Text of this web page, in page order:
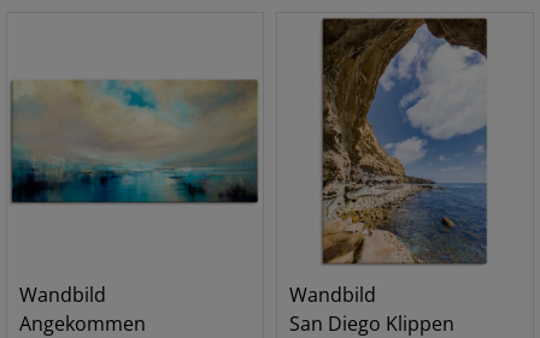
Wandbild
Angekommen
Wandbild
San Diego Klippen